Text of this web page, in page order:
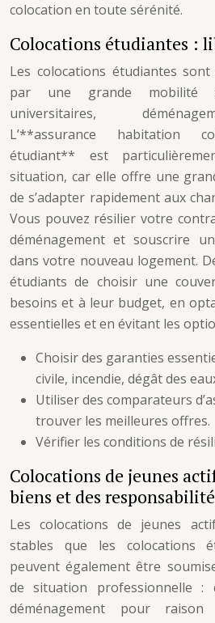
colocation en toute sérénité.
Colocations étudiantes :
Les colocations étudiantes
par une grande mobilité :
universitaires,
L’**assurance habitation
étudiant** est
situation, car elle offre une
de s’adapter rapidement aux
Vous pouvez résilier votre
déménagement et souscrire
dans votre nouveau logement.
étudiants de choisir une
besoins et à leur budget, en
essentielles et en évitant les
Choisir des garanties
civile, incendie, dégât des
Utiliser des comparateurs
trouver les meilleures offres.
Vérifier les conditions de
Colocations de jeunes
biens et des
Les colocations de jeunes
stables que les colocations
peuvent également être
de situation professionnelle :
déménagement pour raison